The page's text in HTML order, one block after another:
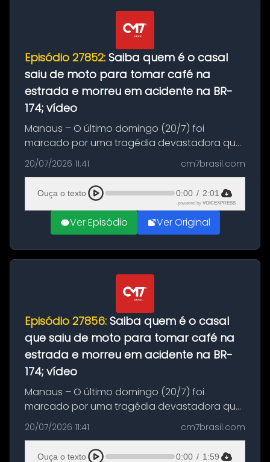
Episódio 27852: Saiba quem é o casal
saiu de moto para tomar café na
estrada e morreu em acidente na BR-
174; vídeo
Manaus – O último domingo (20/7) foi
marcado por uma tragédia devastadora que
resultou na morte precoce de dois jovens na
BR-174, na zona rural de Manaus. Um passeio
com destino a um típico café regio...
20/07/2026 11:41 cm7brasil.com
Ouça o texto 0:00 / 2:01
powered by VOICEXPRESS
Ver Episódio Ver Original
Episódio 27856: Saiba quem é o casal
que saiu de moto para tomar café na
estrada e morreu em acidente na BR-
174; vídeo
Manaus – O último domingo (20/7) foi
marcado por uma tragédia devastadora que
resultou na morte precoce de dois jovens na
BR-174, na zona rural de Manaus. Um passeio
com destino a um típico café regio...
20/07/2026 11:41 cm7brasil.com
Ouça o texto 0:00 / 1:59